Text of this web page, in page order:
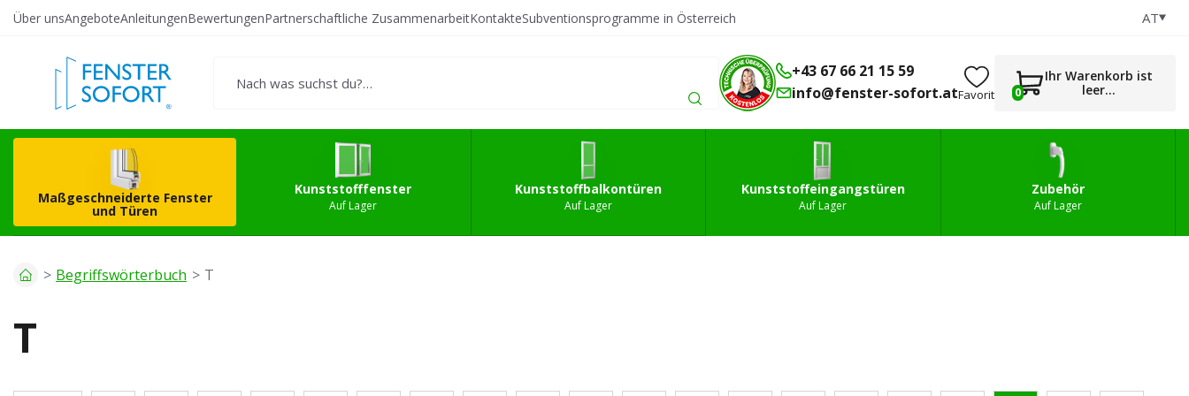
Erstellen Sie Ihr
Kunststofffenster Kunststoffbalkontüren Kunststoffeingangstüren 0
Über unsAngeboteAnleitungenBewertungenPartnerschaftliche ZusammenarbeitKontakteSubventionsprogramme in Österreich AT
+43 67 66 21 15 59
info@fenster-sofort.atFavorit 0
Ihr Warenkorb ist
leer...
Maßgeschneiderte Fenster
und Türen
Kunststofffenster
Auf Lager
Kunststoffbalkontüren
Auf Lager
Kunststoffeingangstüren
Auf Lager
Zubehör
Auf Lager
Begriffswörterbuch T
T